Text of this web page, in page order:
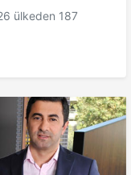
ülkeden 187